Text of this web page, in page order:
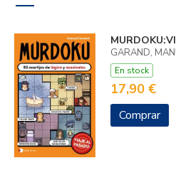
GARAND,
En stock
17,90 €
Comprar